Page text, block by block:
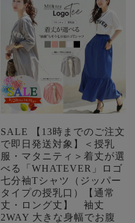
SALE 【13時までのご注文
で即日発送対象】＜授乳
服・マタニティ＞着丈が選
べる「WHATEVER」ロゴ
七分袖Tシャツ（ジッパー
タイプの授乳口）【通常
丈・ロング丈】 袖丈
2WAY 大きな身幅でお腹